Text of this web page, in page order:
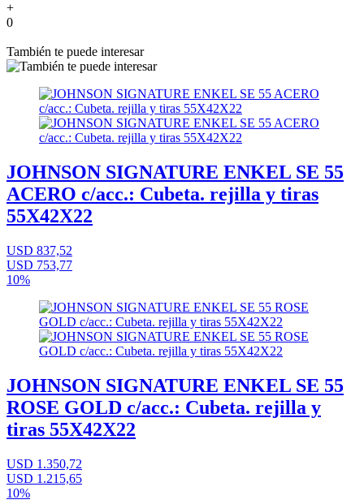
+
0
También te puede interesar
JOHNSON SIGNATURE ENKEL SE 55
ACERO c/acc.: Cubeta. rejilla y tiras
55X42X22
USD 837,52
USD 753,77
10%
JOHNSON SIGNATURE ENKEL SE 55
ROSE GOLD c/acc.: Cubeta. rejilla y
tiras 55X42X22
USD 1.350,72
USD 1.215,65
10%